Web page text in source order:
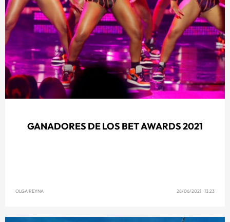
GANADORES DE LOS BET AWARDS 2021
OLGA REYNA 28/06/2021 13:23